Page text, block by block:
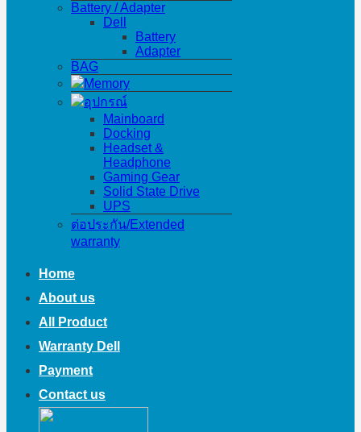
Battery / Adapter
Dell
Battery
Adapter
BAG
Memory
อุปกรณ์
Mainboard
Docking
Headset &
Headphone
Gaming Gear
Solid State Drive
UPS
ต่อประกัน/Extended
warranty
Home
About us
All Product
Warranty Dell
Payment
Contact us